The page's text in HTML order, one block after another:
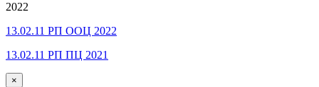
2022
13.02.11 РП ООЦ 2022
13.02.11 РП ПЦ 2021
×